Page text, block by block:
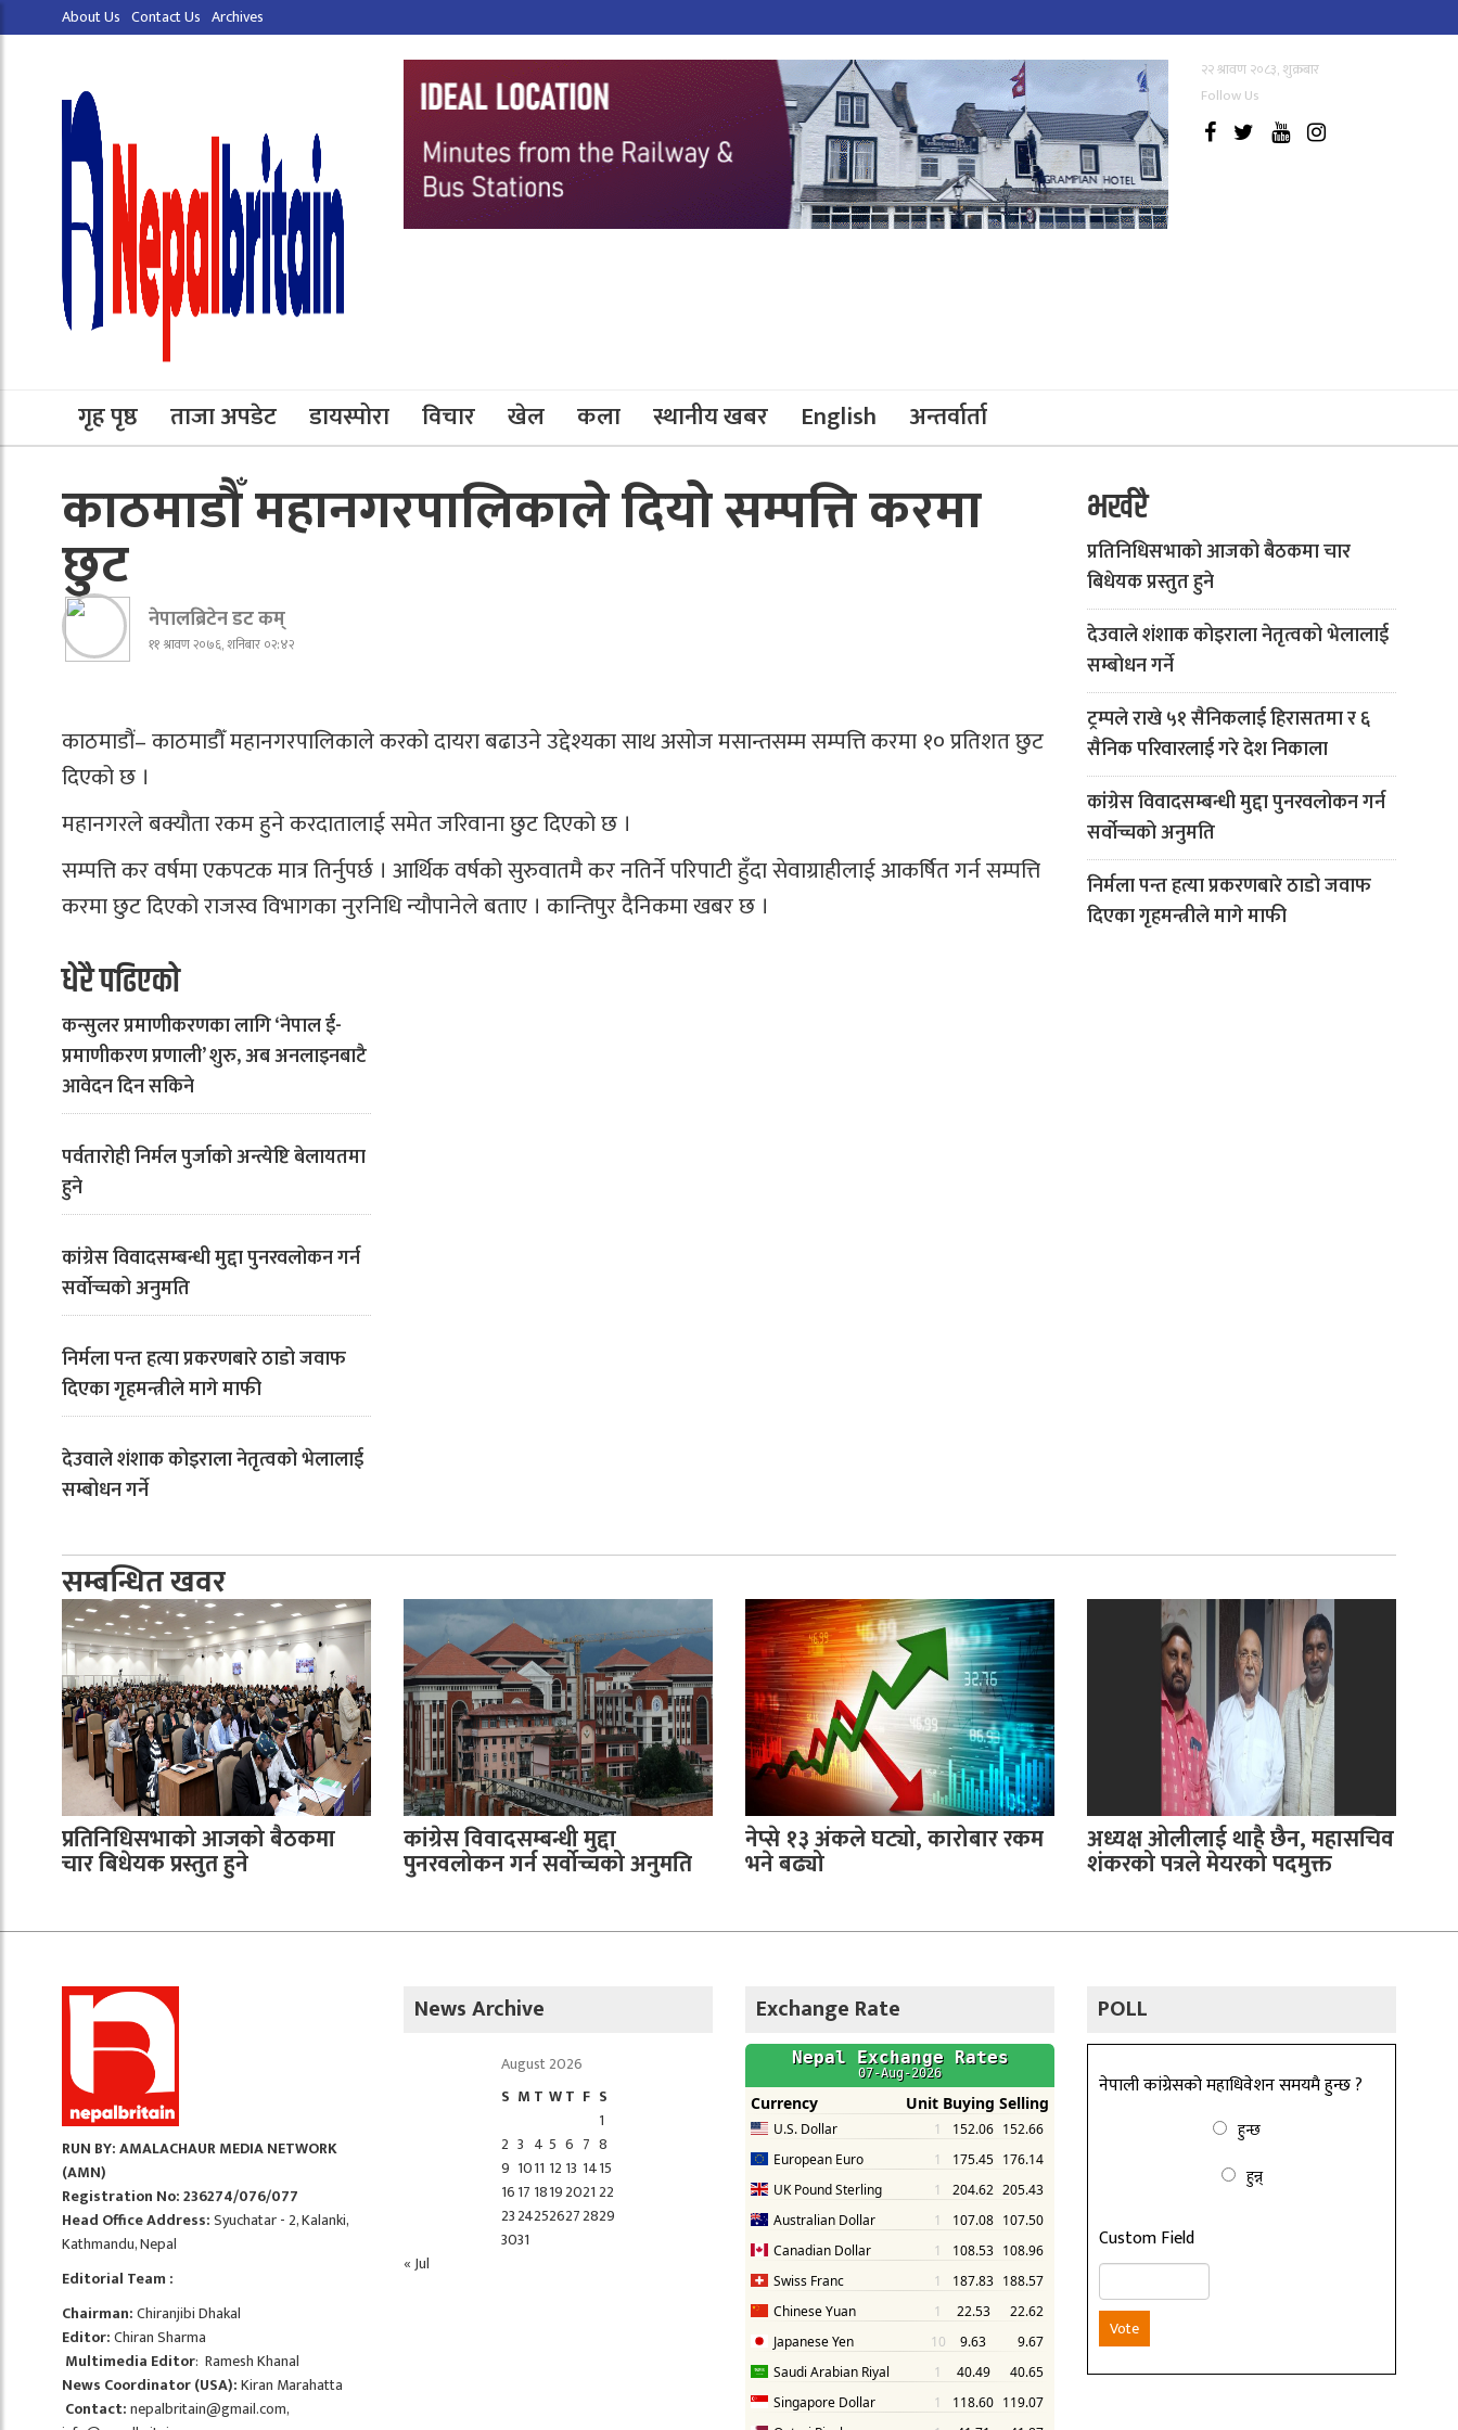
About Us Contact Us Archives
२२ श्रावण २०८३, शुक्रबार
Follow Us
गृह पृष्ठ ताजा अपडेट डायस्पोरा विचार खेल कला स्थानीय खबर English अन्तर्वार्ता
काठमाडौँ महानगरपालिकाले दियो सम्पत्ति करमा
छुट
नेपालब्रिटेन डट कम्
११ श्रावण २०७६, शनिबार ०२:४२
काठमाडौं– काठमाडौँ महानगरपालिकाले करको दायरा बढाउने उद्देश्यका साथ असोज मसान्तसम्म सम्पत्ति करमा १० प्रतिशत छुट
दिएको छ ।
महानगरले बक्यौता रकम हुने करदातालाई समेत जरिवाना छुट दिएको छ ।
सम्पत्ति कर वर्षमा एकपटक मात्र तिर्नुपर्छ । आर्थिक वर्षको सुरुवातमै कर नतिर्ने परिपाटी हुँदा सेवाग्राहीलाई आकर्षित गर्न सम्पत्ति
करमा छुट दिएको राजस्व विभागका नुरनिधि न्यौपानेले बताए । कान्तिपुर दैनिकमा खबर छ ।
भर्खरै
प्रतिनिधिसभाको आजको बैठकमा चार
बिधेयक प्रस्तुत हुने
देउवाले शंशाक कोइराला नेतृत्वको भेलालाई
सम्बोधन गर्ने
ट्रम्पले राखे ५१ सैनिकलाई हिरासतमा र ६
सैनिक परिवारलाई गरे देश निकाला
कांग्रेस विवादसम्बन्धी मुद्दा पुनरवलोकन गर्न
सर्वोच्चको अनुमति
निर्मला पन्त हत्या प्रकरणबारे ठाडो जवाफ
दिएका गृहमन्त्रीले मागे माफी
धेरै पढिएको
कन्सुलर प्रमाणीकरणका लागि ‘नेपाल ई-
प्रमाणीकरण प्रणाली’ शुरु, अब अनलाइनबाटै
आवेदन दिन सकिने
पर्वतारोही निर्मल पुर्जाको अन्त्येष्टि बेलायतमा
हुने
कांग्रेस विवादसम्बन्धी मुद्दा पुनरवलोकन गर्न
सर्वोच्चको अनुमति
निर्मला पन्त हत्या प्रकरणबारे ठाडो जवाफ
दिएका गृहमन्त्रीले मागे माफी
देउवाले शंशाक कोइराला नेतृत्वको भेलालाई
सम्बोधन गर्ने
सम्बन्धित खवर
प्रतिनिधिसभाको आजको बैठकमा
चार बिधेयक प्रस्तुत हुने
कांग्रेस विवादसम्बन्धी मुद्दा
पुनरवलोकन गर्न सर्वोच्चको अनुमति
नेप्से १३ अंकले घट्यो, कारोबार रकम
भने बढ्यो
अध्यक्ष ओलीलाई थाहै छैन, महासचिव
शंकरको पत्रले मेयरको पदमुक्त
RUN BY: AMALACHAUR MEDIA NETWORK
(AMN)
Registration No: 236274/076/077
Head Office Address:Syuchatar - 2, Kalanki,
Kathmandu, Nepal
Editorial Team :
Chairman:Chiranjibi Dhakal
Editor:Chiran Sharma
Multimedia Editor: Ramesh Khanal
News Coordinator (USA):Kiran Marahatta
Contact:nepalbritain@gmail.com,
News Archive
August 2026
S M T WT F S
1
2 3 4 5 6 7 8
9 1011 12 13 1415
1617 1819202122
23242526272829
3031
« Jul
Exchange Rate POLL
नेपाली कांग्रेसको महाधिवेशन समयमै हुन्छ ?
हुन्छ
हुन्न्
Custom Field
Vote